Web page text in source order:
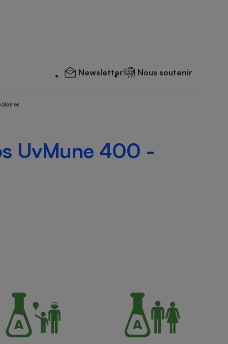
Newsletter Nous soutenir
UvMune 400 -